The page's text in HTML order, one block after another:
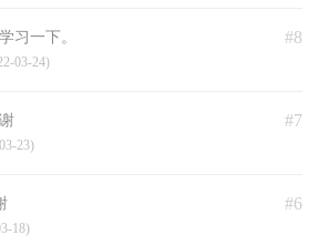
#8
习一下。
03-24)
#7
23)
#6
18)